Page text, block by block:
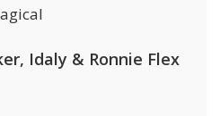
Idaly & Ronnie Flex